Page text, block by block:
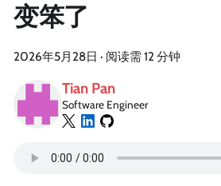
变笨了
2026年5月28日 · 阅读需 12 分钟
Tian Pan
Software Engineer